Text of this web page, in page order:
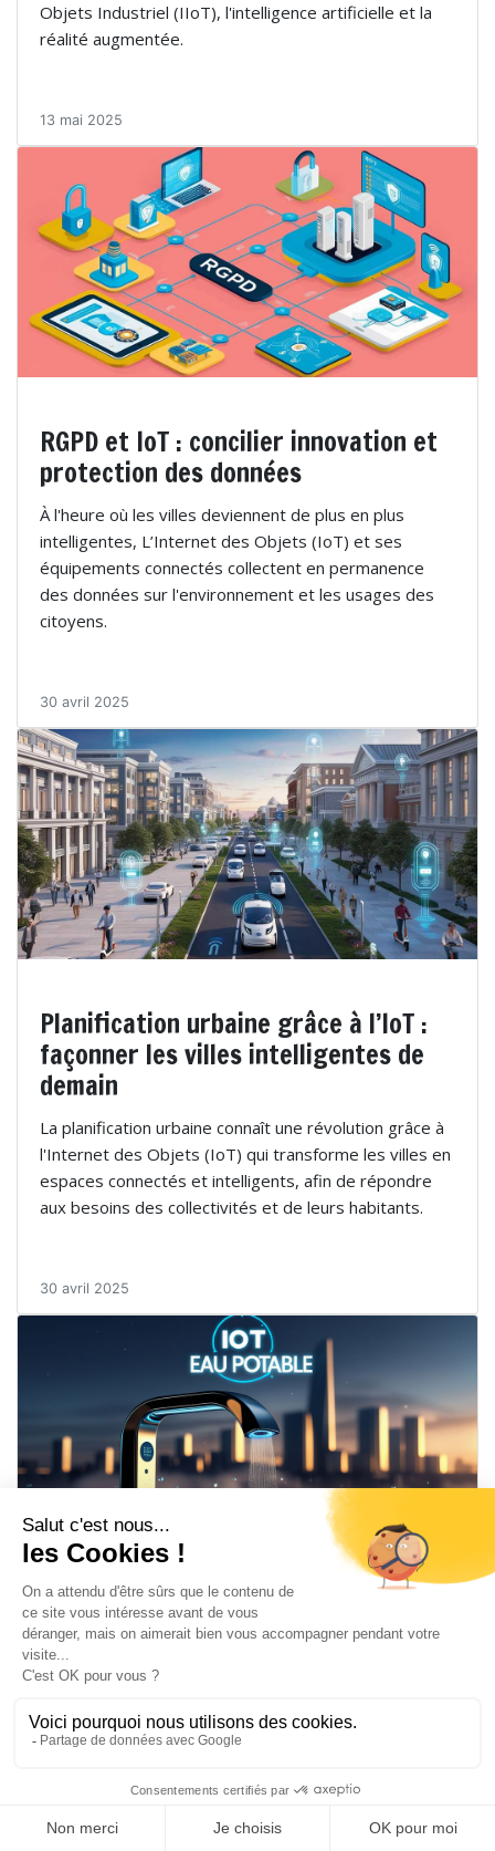
Objets Industriel (IIoT), l'intelligence artificielle et la
réalité augmentée.
13 mai 2025
RGPD et IoT : concilier innovation et
protection des données
À l'heure où les villes deviennent de plus en plus
intelligentes, L’Internet des Objets (IoT) et ses
équipements connectés collectent en permanence
des données sur l'environnement et les usages des
citoyens.
30 avril 2025
Planification urbaine grâce à l’IoT :
façonner les villes intelligentes de
demain
La planification urbaine connaît une révolution grâce à
l'Internet des Objets (IoT) qui transforme les villes en
espaces connectés et intelligents, afin de répondre
aux besoins des collectivités et de leurs habitants.
30 avril 2025
Rendement de l’eau potable :
comment l’IoT peut aider les
communes ?
Importance du rendement, technologies à utiliser,
avantages pour la gestion des réseaux : découvrez
grâce à l’IoT.